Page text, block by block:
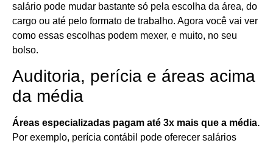
salário pode mudar bastante só pela escolha da área, do
cargo ou até pelo formato de trabalho. Agora você vai ver
como essas escolhas podem mexer, e muito, no seu
bolso.
Auditoria, perícia e áreas acima
da média
Áreas especializadas pagam até 3x mais que a média.
Por exemplo, perícia contábil pode oferecer salários